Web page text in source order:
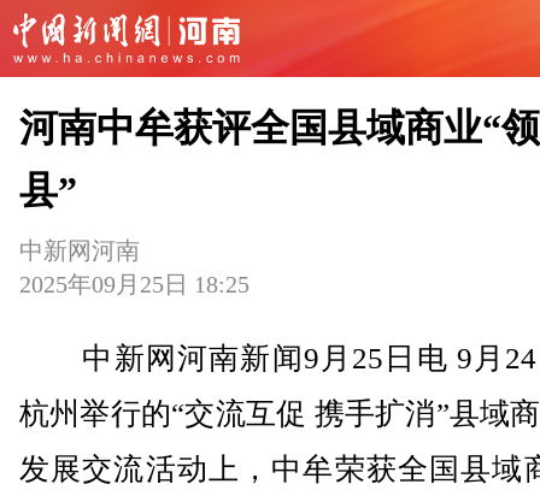
河南中牟获评全国县域商业“
县”
中新网河南
2025年09月25日 18:25
中新网河南新闻9月25日电 9月24
杭州举行的“交流互促 携手扩消”县域
发展交流活动上，中牟荣获全国县域